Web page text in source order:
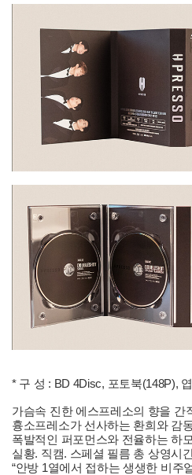
* 구 성 : BD 4Disc, 포토북(148P),
가슴속 진한 에스프레소의 향을 간
흉소프레소가 선사하는 환희와 감
폭발적인 퍼포먼스와 전율하는 하
실황. 직캠. 스페셜 필름 총 상영시
“안방 1열에서 접하는 생생한 비주